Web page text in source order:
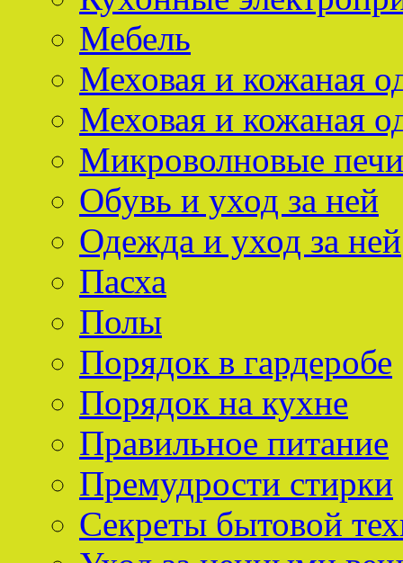
Мебель
Меховая и кожаная
Меховая и кожаная
Микроволновые печи
Обувь и уход за ней
Одежда и уход за ней
Пасха
Полы
Порядок в гардеробе
Порядок на кухне
Правильное питание
Премудрости стирки
Секреты бытовой